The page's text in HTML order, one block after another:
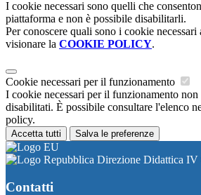
I cookie necessari sono quelli che
piattaforma e non è possibile disabilitarli.
Per conoscere quali sono i cookie
visionare la COOKIE POLICY.
Cookie necessari per il funzionamento
I cookie necessari per il funzionamento non
disabilitati. È possibile consultare l'elenco
policy.
Accetta tutti Salva le preferenze
Direzione Didattica
Contatti